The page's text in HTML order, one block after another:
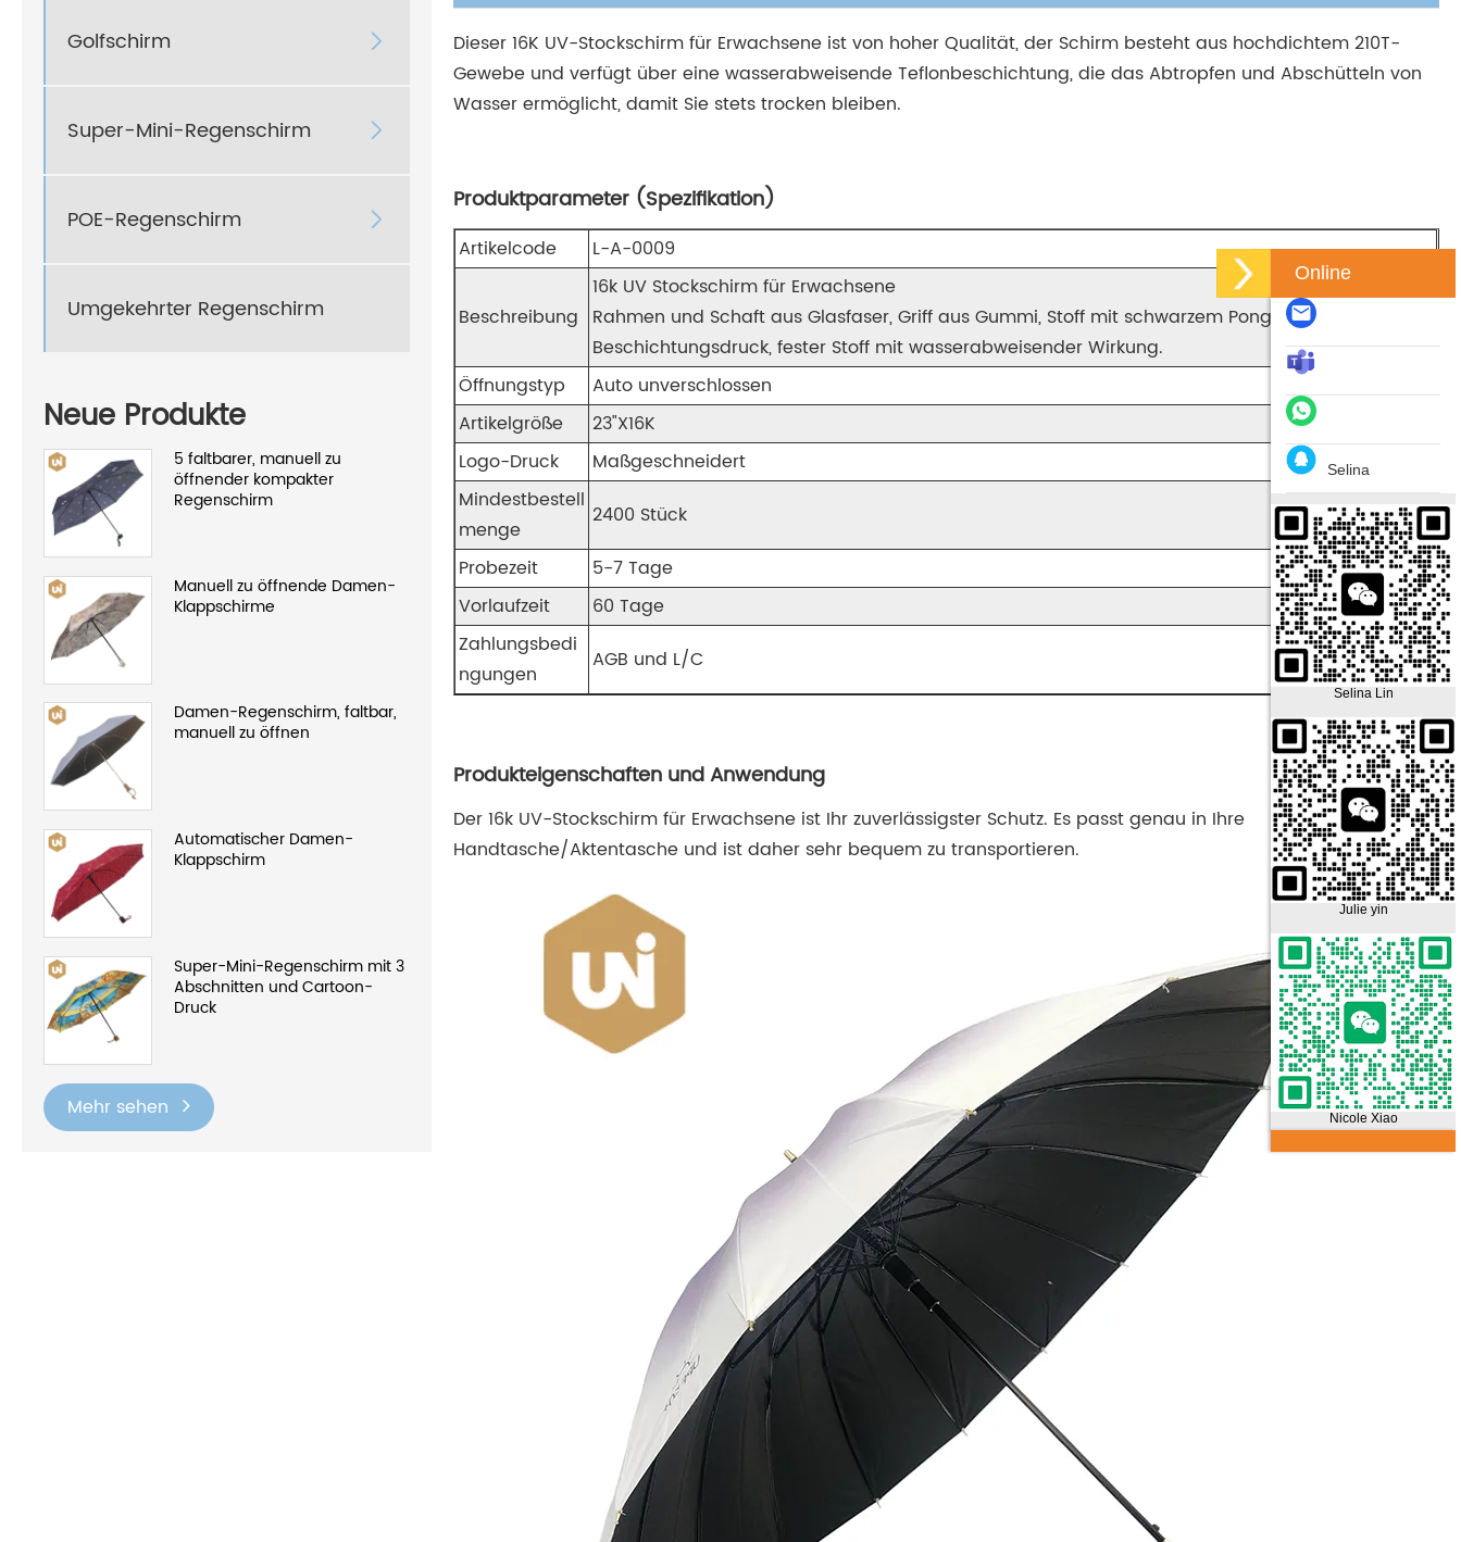
Golfschirm 
Super-Mini-Regenschirm 
POE-Regenschirm 
Umgekehrter Regenschirm
Neue Produkte
5 faltbarer, manuell zu
öffnender kompakter
Regenschirm
Manuell zu öffnende Damen-
Klappschirme
Damen-Regenschirm, faltbar,
manuell zu öffnen
Automatischer Damen-
Klappschirm
Super-Mini-Regenschirm mit 3
Abschnitten und Cartoon-
Druck
Mehr sehen
Dieser 16K UV-Stockschirm für Erwachsene ist von hoher Qualität, der Schirm besteht aus hochdichtem 210T-
Gewebe und verfügt über eine wasserabweisende Teflonbeschichtung, die das Abtropfen und Abschütteln von
Wasser ermöglicht, damit Sie stets trocken bleiben.
Produktparameter (Spezifikation)
Artikelcode L-A-0009
Beschreibung
16k UV Stockschirm für Erwachsene
Rahmen und Schaft aus Glasfaser, Griff aus Gummi, Stoff mit schwarzem Pongee-
Beschichtungsdruck, fester Stoff mit wasserabweisender Wirkung.
Öffnungstyp
Auto unverschlossen
Artikelgröße
23"X16K
Logo-Druck
Maßgeschneidert
Mindestbestell
menge
2400 Stück
Probezeit
5-7 Tage
Vorlaufzeit
60 Tage
Zahlungsbedi
ngungen
AGB und L/C
Produkteigenschaften und Anwendung
Der 16k UV-Stockschirm für Erwachsene ist Ihr zuverlässigster Schutz. Es passt genau in Ihre
Handtasche/Aktentasche und ist daher sehr bequem zu transportieren.
Online
Selina
Selina Lin
Julie yin
Nicole Xiao